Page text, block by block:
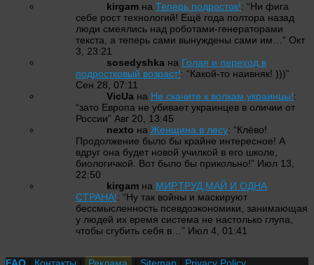
kirgam на Теперь подросток!: “Ни фига
себе рост технологий! Ещё года полтора назад
люди смеялись над роботами-генераторами
текста, а теперь сами вынуждены сами им… ” Окт
3, 23:21
sosedyshka на Голая и переход в
подростковый возраст!: “Какой-то наивняк! )))”
Сен 28, 07:11
VicUa на Не скачите к волкам,украинцы!:
“зато Европа не убивает украинцев в оличии от
России” Авг 20, 13:45
nexto на Женщина в лесу: “Клёво!
Продолжение было бы крайне интересное! А
вдруг она будет новой училкой в его школе,
биологичкой. Вот было бы прикольно!” Июл 13,
22:50
kirgam на МИР,ТРУД,МАЙ И ОДНА
СТРАНА!: “Ну так войны и маскируют
бессмысленность псевдоэкономики, занимающая
у людей их время система не настолько глупа,
чтобы сгубить себя в… ” Июл 4, 01:41